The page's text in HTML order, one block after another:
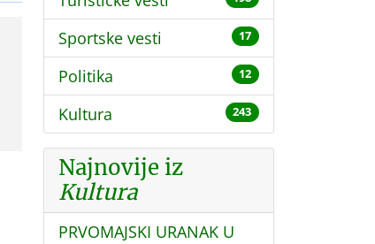
Sportske vesti 17
Politika 12
Kultura 243
Najnovije iz
Kultura
PRVOMAJSKI URANAK U